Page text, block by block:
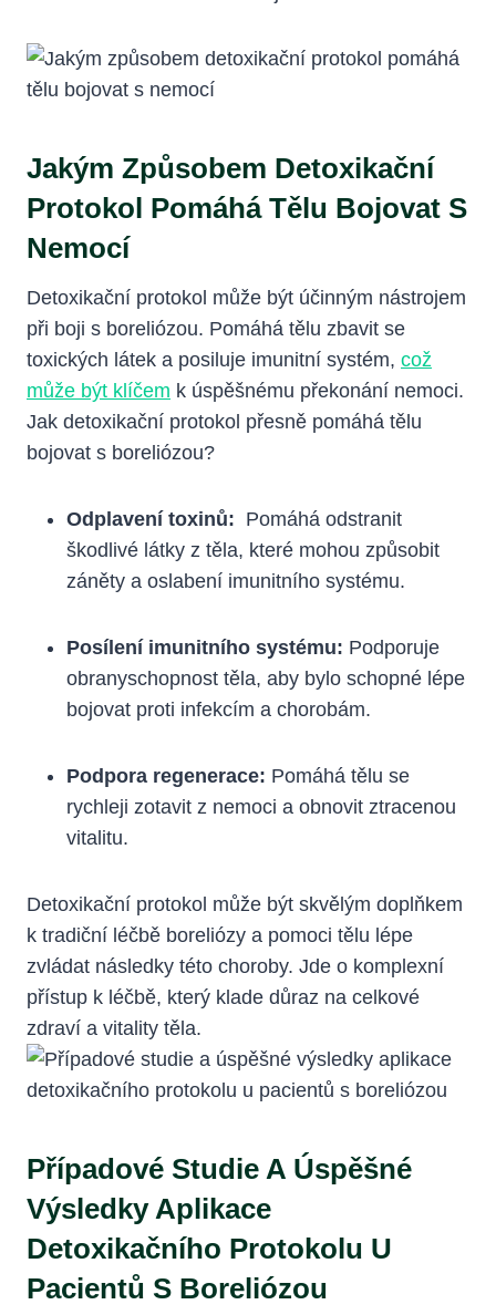
Jakým Způsobem Detoxikační
Protokol Pomáhá ⁤tělu Bojovat S
Nemocí
Detoxikační ⁣protokol může být účinným nástrojem⁣
při ‌boji s boreliózou. Pomáhá tělu zbavit se
toxických látek a⁢ posiluje imunitní systém,​ což
může být klíčem k úspěšnému překonání nemoci.
Jak detoxikační⁤ protokol přesně⁣ pomáhá tělu
⁢bojovat ⁣s boreliózou?
Odplavení⁣ toxinů: ‍ Pomáhá odstranit
škodlivé ‌látky z‍ těla, které mohou ‌způsobit
záněty a oslabení imunitního systému.
Posílení imunitního systému: Podporuje
obranyschopnost⁤ těla, aby bylo schopné ⁣lépe
⁢bojovat proti infekcím a chorobám.
Podpora regenerace: Pomáhá tělu se
‌rychleji zotavit z nemoci a obnovit ztracenou
vitalitu.
Detoxikační ‌protokol může ​být ​skvělým​ doplňkem
k tradiční ⁤léčbě boreliózy‌ a ⁢pomoci ⁣tělu ‍lépe⁣
zvládat následky⁢ této choroby. Jde o ‍komplexní
přístup k léčbě, který klade důraz na⁢ celkové
zdraví a vitality ‌těla.
Případové Studie A Úspěšné
⁤výsledky ‌aplikace
‌detoxikačního Protokolu U‌
Pacientů S Boreliózou